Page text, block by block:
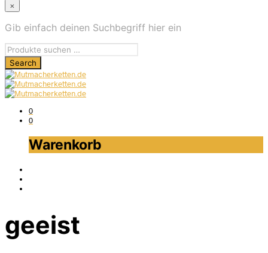
×
Gib einfach deinen Suchbegriff hier ein
0
0
Warenkorb
geeist